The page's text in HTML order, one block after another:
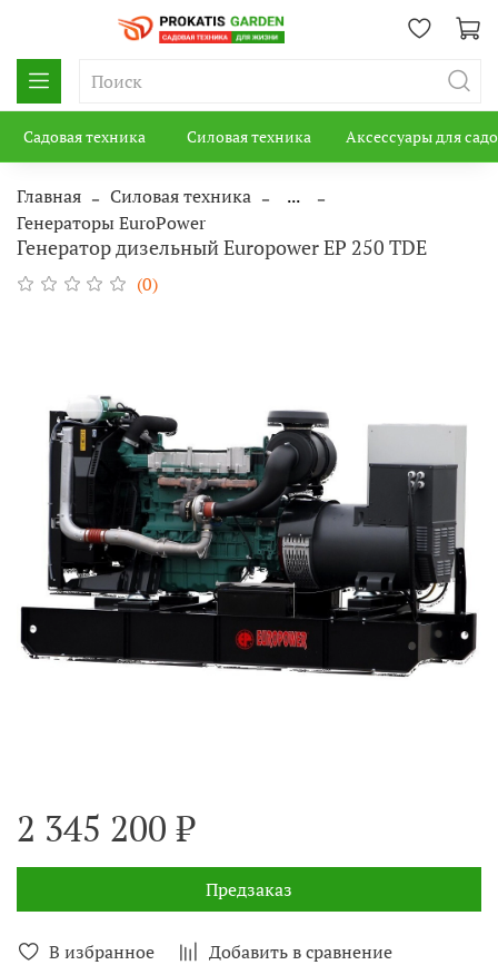
Садовая техника Силовая техника Аксессуары для
Главная Силовая техника
...
Генераторы EuroPower
Генератор дизельный Europower EP 250 TDE
(0)
В избранное Добавить в сравнение
2 345 200 ₽
Предзаказ